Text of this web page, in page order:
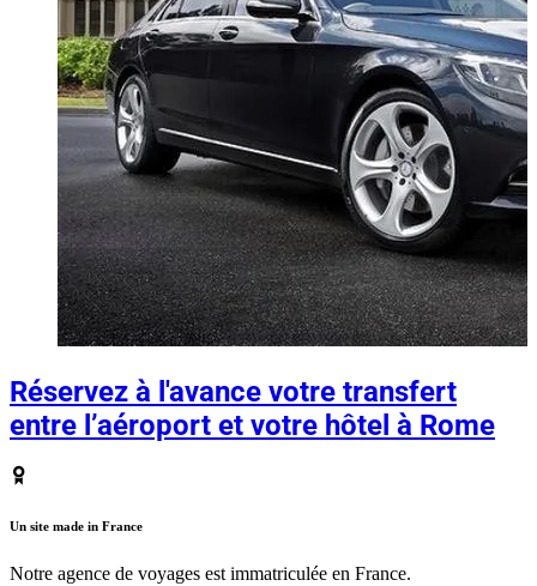
Réservez à l'avance votre transfert
entre l’aéroport et votre hôtel à Rome
Un site made in France
Notre agence de voyages est immatriculée en France.